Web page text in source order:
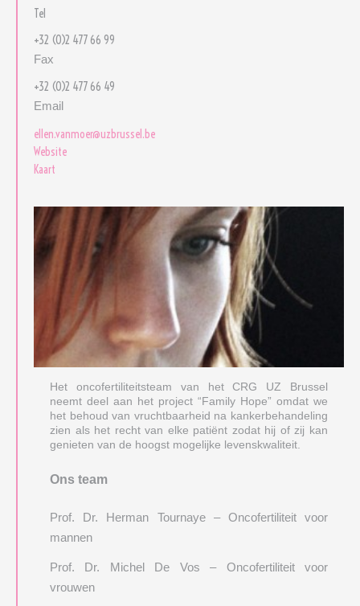
Hoe kunnen wij u
Medewerkers
Tel
+32 (0)2 477 66 99
Fax
+32 (0)2 477 66 49
Email
ellen.vanmoer@uzbrussel.be
Website
Kaart
Het oncofertiliteitsteam van het CRG UZ Brussel
neemt deel aan het project “Family Hope” omdat we
het behoud van vruchtbaarheid na kankerbehandeling
zien als het recht van elke patiënt zodat hij of zij kan
genieten van de hoogst mogelijke levenskwaliteit.
Ons team
Prof. Dr. Herman Tournaye – Oncofertiliteit voor
mannen
Prof. Dr. Michel De Vos – Oncofertiliteit voor
vrouwen